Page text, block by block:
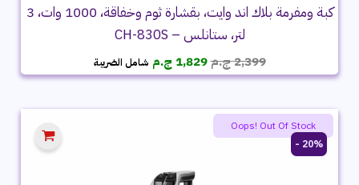
كبة ومفرمة بلاك اند وايت، بقشارة ثوم وخفاقة، 1000 وات، 3
لتر، ستانلس – CH-830S
2,399ج.مالسعر
الأصلي
2,399 ج.م.
1,829 ج.م السعر
الحالي
1,829 ج.م.
شامل الضريبة
20% -
Oops! Out Of Stock